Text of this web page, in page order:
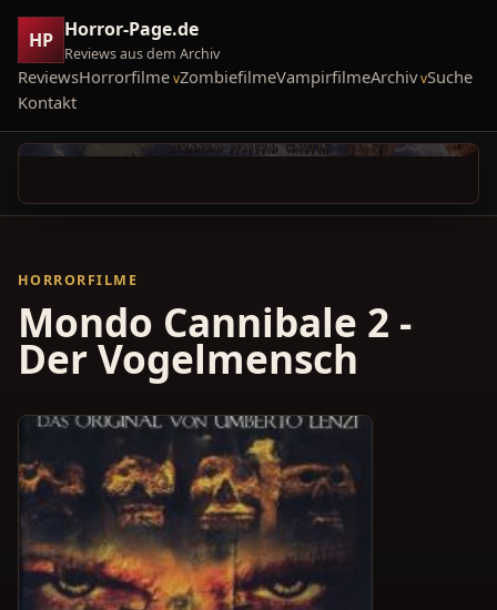
HP Horror-Page.de
Reviews aus dem Archiv
ReviewsHorrorfilme ZombiefilmeVampirfilmeArchiv Suche
Kontakt
HORRORFILME
Mondo Cannibale 2 -
Der Vogelmensch